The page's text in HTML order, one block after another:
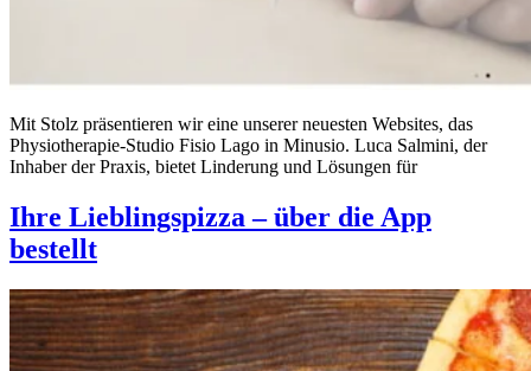
Mit Stolz präsentieren wir eine unserer neuesten Websites, das
Physiotherapie-Studio Fisio Lago in Minusio. Luca Salmini, der
Inhaber der Praxis, bietet Linderung und Lösungen für
Ihre Lieblingspizza – über die App
bestellt